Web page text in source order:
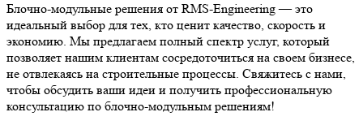
Блочно-модульные решения от RMS-Engineering — это
идеальный выбор для тех, кто ценит качество, скорость и
экономию. Мы предлагаем полный спектр услуг, который
позволяет нашим клиентам сосредоточиться на своем бизнесе,
не отвлекаясь на строительные процессы. Свяжитесь с нами,
чтобы обсудить ваши идеи и получить профессиональную
консультацию по блочно-модульным решениям!